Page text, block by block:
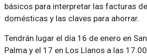
básicos para interpretar las facturas
domésticas y las claves para ahorrar.
Tendrán lugar el día 16 de enero en
Palma y el 17 en Los Llanos a las